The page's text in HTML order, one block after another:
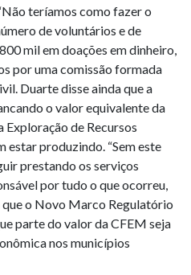
teríamos como fazer o
de voluntários e de
mil em doações em dinheiro,
por uma comissão formada
Duarte disse ainda que a
o valor equivalente da
Exploração de Recursos
estar produzindo. “Sem este
prestando os serviços
por tudo o que ocorreu,
que o Novo Marco Regulatório
parte do valor da CFEM seja
nos municípios